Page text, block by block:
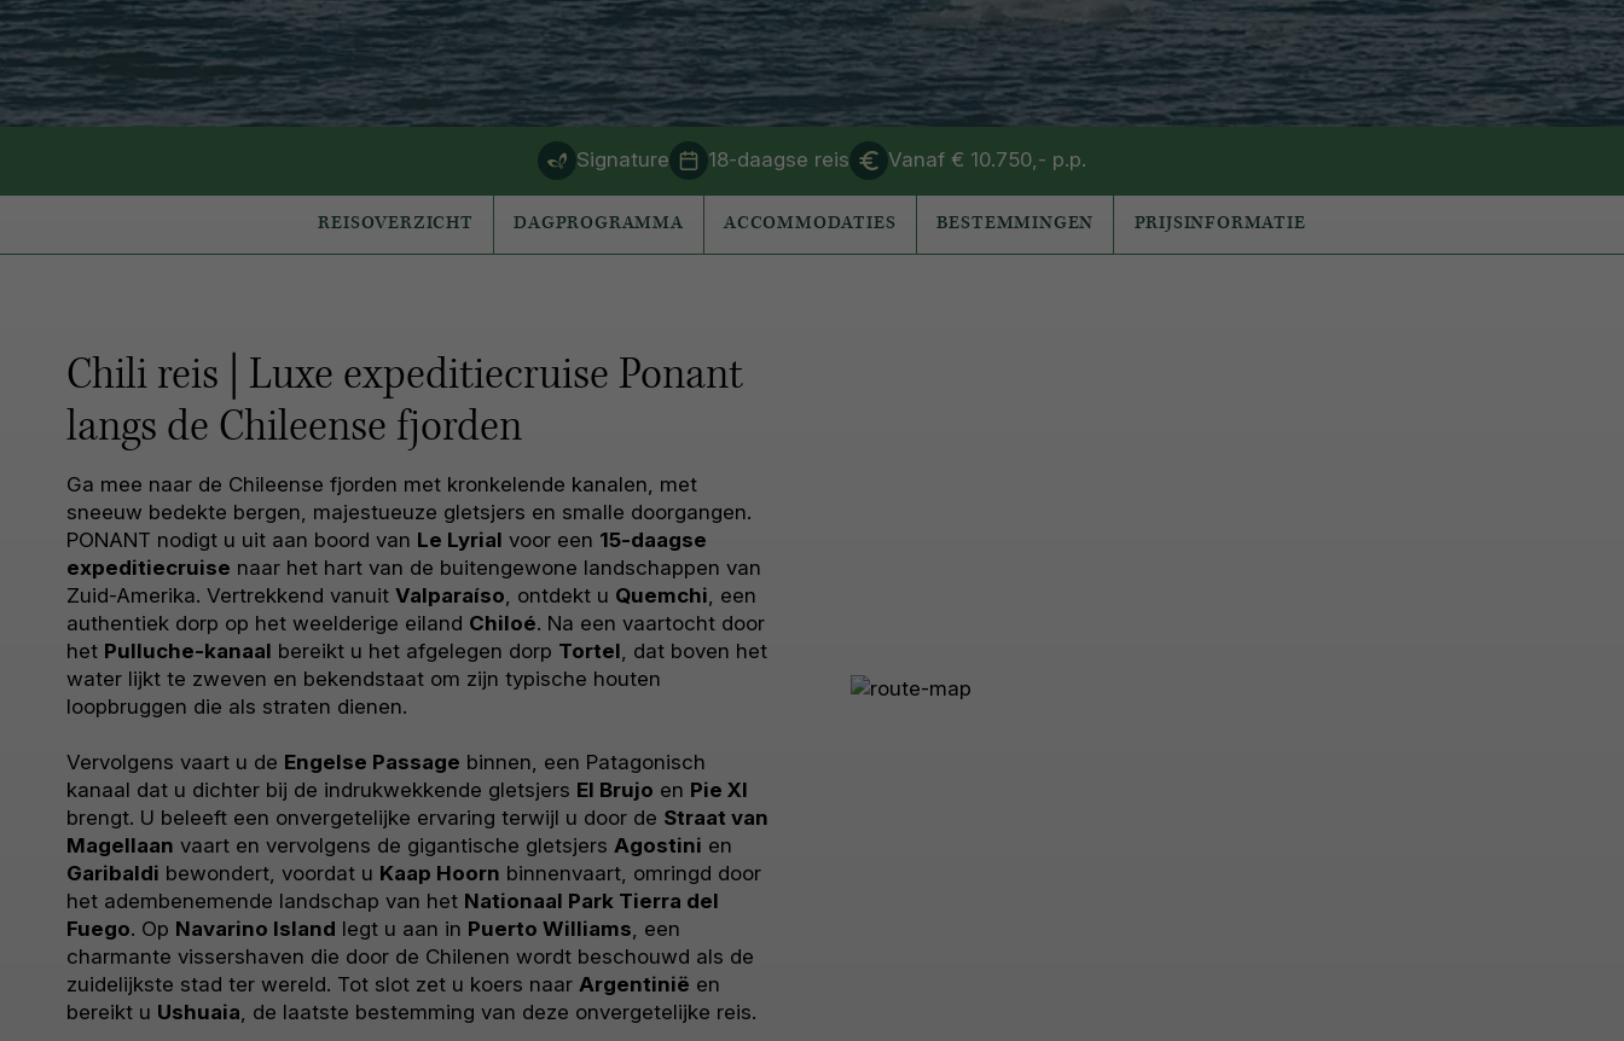
Signature 18-daagse reis Vanaf € 10.750,- p.p.
REISOVERZICHT DAGPROGRAMMA ACCOMMODATIES BESTEMMINGEN PRIJSINFORMATIE
Chili reis | Luxe expeditiecruise Ponant
langs de Chileense fjorden
Ga mee naar de Chileense fjorden met kronkelende kanalen, met
sneeuw bedekte bergen, majestueuze gletsjers en smalle doorgangen.
PONANT nodigt u uit aan boord van Le Lyrial voor een 15-daagse
expeditiecruise naar het hart van de buitengewone landschappen van
Zuid-Amerika. Vertrekkend vanuit Valparaíso , ontdekt u Quemchi , een
authentiek dorp op het weelderige eiland Chiloé. Na een vaartocht door
het Pulluche-kanaal bereikt u het afgelegen dorp Tortel , dat boven het
water lijkt te zweven en bekendstaat om zijn typische houten
loopbruggen die als straten dienen.
Vervolgens vaart u de Engelse Passage binnen, een Patagonisch
kanaal dat u dichter bij de indrukwekkende gletsjers El Brujo en Pie XI
brengt. U beleeft een onvergetelijke ervaring terwijl u door de Straat van
Magellaan vaart en vervolgens de gigantische gletsjers Agostini en
Garibaldi bewondert, voordat u Kaap Hoorn binnenvaart, omringd door
het adembenemende landschap van het Nationaal Park Tierra del
Fuego. Op Navarino Island legt u aan in Puerto Williams , een
charmante vissershaven die door de Chilenen wordt beschouwd als de
zuidelijkste stad ter wereld. Tot slot zet u koers naar Argentinië en
bereikt u Ushuaia , de laatste bestemming van deze onvergetelijke reis.